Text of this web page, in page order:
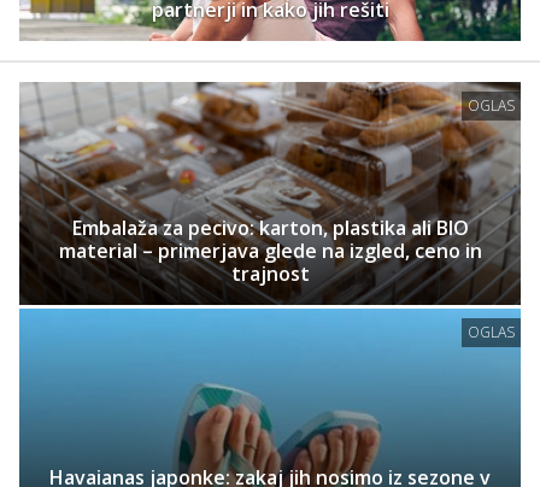
partnerji in kako jih rešiti
OGLAS
Embalaža za pecivo: karton, plastika ali BIO
material – primerjava glede na izgled, ceno in
trajnost
OGLAS
Havaianas japonke: zakaj jih nosimo iz sezone v